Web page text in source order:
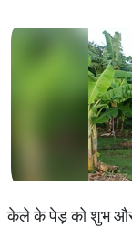
केले के पेड़ को शुभ और